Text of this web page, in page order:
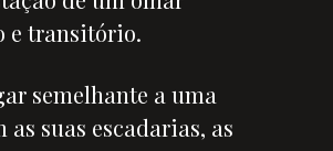
e transitório.
semelhante a uma
as suas escadarias, as